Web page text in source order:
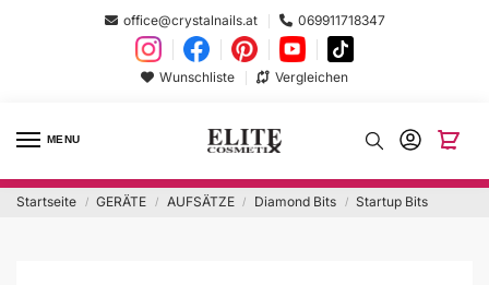
office@crystalnails.at 069911718347
Wunschliste Vergleichen
MENU
Startseite / GERÄTE / AUFSÄTZE / Diamond Bits / Startup Bits